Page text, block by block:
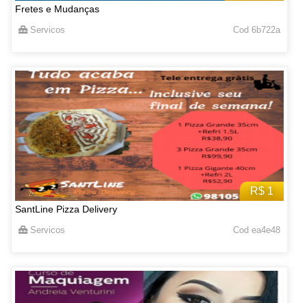
Fretes e Mudanças
Servicos Cod 6b722a
R$ 1
SantLine Pizza Delivery
Servicos Cod ea4e48